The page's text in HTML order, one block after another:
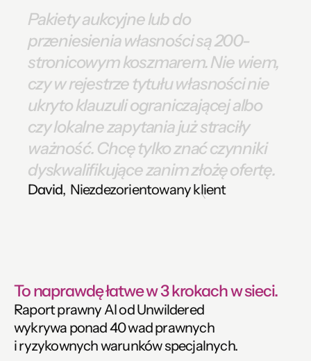
Pakietyaukcyjnelubdo
przeniesieniawłasności są200-
stronicowymkoszmarem. Nie wiem,
czywrejestrze tytułuwłasności nie
ukrytoklauzuliograniczającej albo
czylokalnezapytania jużstraciły
ważność. Chcętylkoznać czynniki
dyskwalifikujące zanimzłożęofertę.
David,  Niezdezorientowany klient
To naprawdę łatwe w 3 krokach w sieci.
Raport prawny AI od Unwildered
wykrywa ponad 40 wad prawnych
i ryzykownych warunków specjalnych.